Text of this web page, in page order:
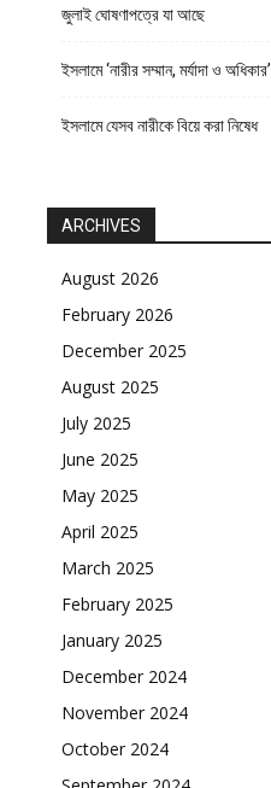
জুলাই ঘোষণাপত্রে যা আছে
ইসলামে ‘নারীর সম্মান, মর্যাদা ও অধিকার’
ইসলামে যেসব নারীকে বিয়ে করা নিষেধ
ARCHIVES
August 2026
February 2026
December 2025
August 2025
July 2025
June 2025
May 2025
April 2025
March 2025
February 2025
January 2025
December 2024
November 2024
October 2024